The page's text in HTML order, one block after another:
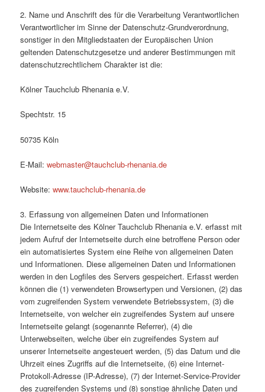
2. Name und Anschrift des für die Verarbeitung Verantwortlichen
Verantwortlicher im Sinne der Datenschutz-Grundverordnung,
sonstiger in den Mitgliedstaaten der Europäischen Union
geltenden Datenschutzgesetze und anderer Bestimmungen mit
datenschutzrechtlichem Charakter ist die:
Kölner Tauchclub Rhenania e.V.
Spechtstr. 15
50735 Köln
E-Mail:webmaster@tauchclub-rhenania.de
Website:www.tauchclub-rhenania.de
3. Erfassung von allgemeinen Daten und Informationen
Die Internetseite des Kölner Tauchclub Rhenania e.V. erfasst mit
jedem Aufruf der Internetseite durch eine betroffene Person oder
ein automatisiertes System eine Reihe von allgemeinen Daten
und Informationen. Diese allgemeinen Daten und Informationen
werden in den Logfiles des Servers gespeichert. Erfasst werden
können die (1) verwendeten Browsertypen und Versionen, (2) das
vom zugreifenden System verwendete Betriebssystem, (3) die
Internetseite, von welcher ein zugreifendes System auf unsere
Internetseite gelangt (sogenannte Referrer), (4) die
Unterwebseiten, welche über ein zugreifendes System auf
unserer Internetseite angesteuert werden, (5) das Datum und die
Uhrzeit eines Zugriffs auf die Internetseite, (6) eine Internet-
Protokoll-Adresse (IP-Adresse), (7) der Internet-Service-Provider
des zugreifenden Systems und (8) sonstige ähnliche Daten und